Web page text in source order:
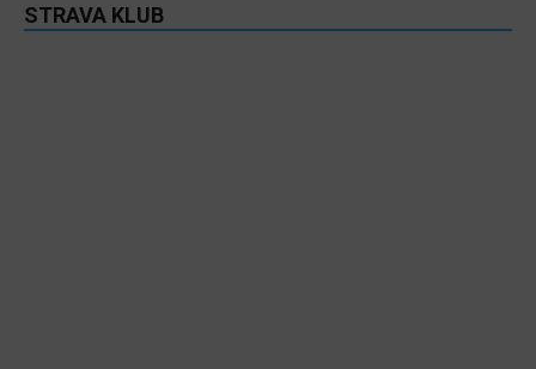
STRAVA KLUB